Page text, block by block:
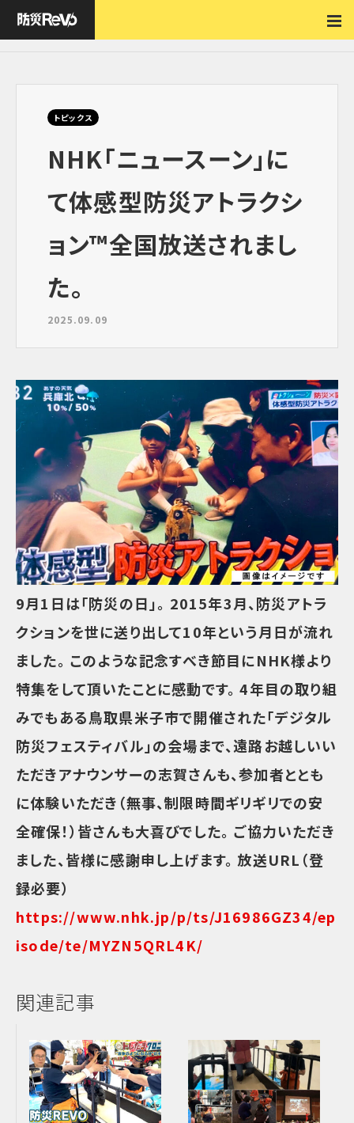
NHK「ニュースーン」にて体感型防災アトラクション™全国放送されました。
トピックス
NHK「ニュースーン」に
て体感型防災アトラクシ
ョン™全国放送されまし
た。
2025.09.09
9⽉1⽇は「防災の⽇」。 2015年3⽉、防災アトラ
クションを世に送り出して10年という⽉⽇が流れ
ました。 このような記念すべき節⽬にNHK様より
特集をして頂いたことに感動です。 4年⽬の取り組
みでもある⿃取県⽶⼦市で開催された「デジタル
防災フェスティバル」の会場まで、遠路お越しいい
ただきアナウンサーの志賀さんも、参加者ととも
に体験いただき（無事、制限時間ギリギリでの安
全確保！）皆さんも⼤喜びでした。 ご協⼒いただき
ました、皆様に感謝申し上げます。 放送URL（登
録必要）
https://www.nhk.jp/p/ts/J16986GZ34/ep
isode/te/MYZN5QRL4K/
関連記事